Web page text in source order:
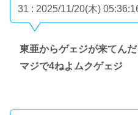
31 : 2025/11/20(木)
東亜からゲェジが来てんだ
マジで4ねよムクゲェジ